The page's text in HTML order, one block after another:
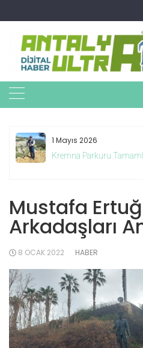
to
content
1 Mayıs 2026
Kremna Parkuru
Mustafa
Arkadaşları
8 OCAK 2022 HABER